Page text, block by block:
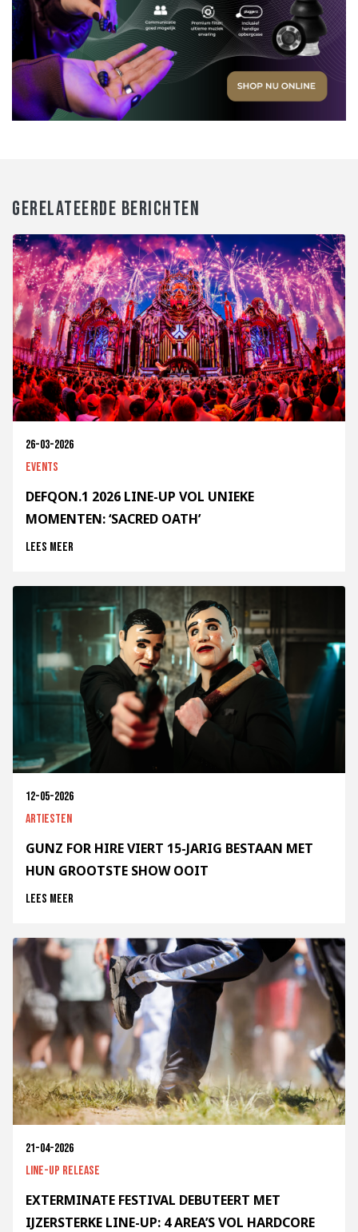
GERELATEERDE BERICHTEN
26-03-2026
Events
DEFQON.1 2026 LINE-UP VOL UNIEKE
MOMENTEN: ‘SACRED OATH’
Lees meer
12-05-2026
Artiesten
GUNZ FOR HIRE VIERT 15-JARIG BESTAAN MET
HUN GROOTSTE SHOW OOIT
Lees meer
21-04-2026
Line-up release
EXTERMINATE FESTIVAL DEBUTEERT MET
IJZERSTERKE LINE-UP: 4 AREA’S VOL HARDCORE